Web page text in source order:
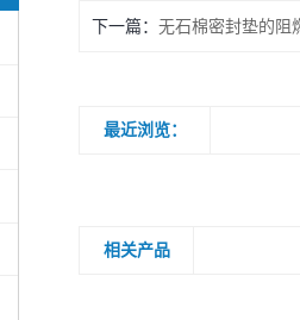
下一篇： 无石棉密封垫的阻
最近浏览：
相关产品